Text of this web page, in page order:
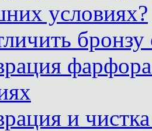
условиях?
и